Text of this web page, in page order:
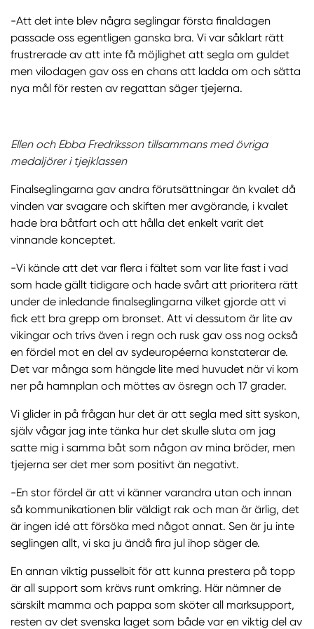
-Att det inte blev några seglingar första finaldagen
passade oss egentligen ganska bra. Vi var såklart rätt
frustrerade av att inte få möjlighet att segla om guldet
men vilodagen gav oss en chans att ladda om och sätta
nya mål för resten av regattan säger tjejerna.
Ellen och Ebba Fredriksson tillsammans med övriga
medaljörer i tjejklassen
Finalseglingarna gav andra förutsättningar än kvalet då
vinden var svagare och skiften mer avgörande, i kvalet
hade bra båtfart och att hålla det enkelt varit det
vinnande konceptet.
-Vi kände att det var flera i fältet som var lite fast i vad
som hade gällt tidigare och hade svårt att prioritera rätt
under de inledande finalseglingarna vilket gjorde att vi
fick ett bra grepp om bronset. Att vi dessutom är lite av
vikingar och trivs även i regn och rusk gav oss nog också
en fördel mot en del av sydeuropéerna konstaterar de.
Det var många som hängde lite med huvudet när vi kom
ner på hamnplan och möttes av ösregn och 17 grader.
Vi glider in på frågan hur det är att segla med sitt syskon,
själv vågar jag inte tänka hur det skulle sluta om jag
satte mig i samma båt som någon av mina bröder, men
tjejerna ser det mer som positivt än negativt.
-En stor fördel är att vi känner varandra utan och innan
så kommunikationen blir väldigt rak och man är ärlig, det
är ingen idé att försöka med något annat. Sen är ju inte
seglingen allt, vi ska ju ändå fira jul ihop säger de.
En annan viktig pusselbit för att kunna prestera på topp
är all support som krävs runt omkring. Här nämner de
särskilt mamma och pappa som sköter all marksupport,
resten av det svenska laget som både var en viktig del av